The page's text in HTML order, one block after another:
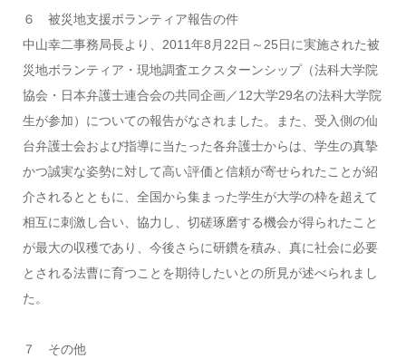
６ 被災地支援ボランティア報告の件
中山幸二事務局長より、2011年8月22日～25日に実施された被
災地ボランティア・現地調査エクスターンシップ（法科大学院
協会・日本弁護士連合会の共同企画／12大学29名の法科大学院
生が参加）についての報告がなされました。また、受入側の仙
台弁護士会および指導に当たった各弁護士からは、学生の真摯
かつ誠実な姿勢に対して高い評価と信頼が寄せられたことが紹
介されるとともに、全国から集まった学生が大学の枠を超えて
相互に刺激し合い、協力し、切磋琢磨する機会が得られたこと
が最大の収穫であり、今後さらに研鑽を積み、真に社会に必要
とされる法曹に育つことを期待したいとの所見が述べられまし
た。
７ その他